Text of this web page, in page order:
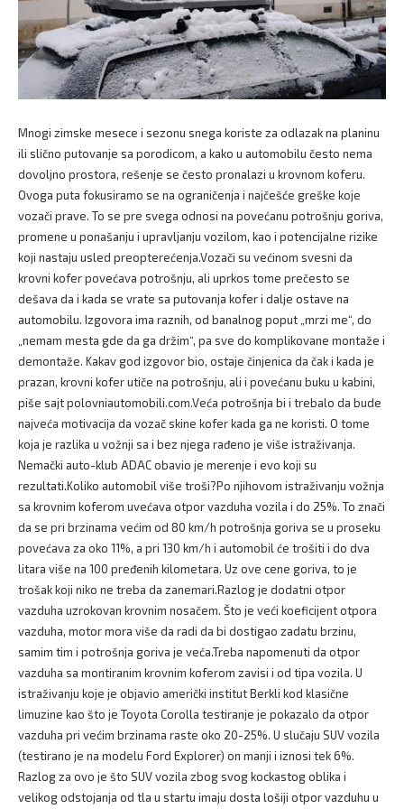
Mnogi zimske mesece i sezonu snega koriste za odlazak na planinu
ili slično putovanje sa porodicom, a kako u automobilu često nema
dovoljno prostora, rešenje se često pronalazi u krovnom koferu.
Ovoga puta fokusiramo se na ograničenja i najčešće greške koje
vozači prave. To se pre svega odnosi na povećanu potrošnju goriva,
promene u ponašanju i upravljanju vozilom, kao i potencijalne rizike
koji nastaju usled preopterećenja.Vozači su većinom svesni da
krovni kofer povećava potrošnju, ali uprkos tome prečesto se
dešava da i kada se vrate sa putovanja kofer i dalje ostave na
automobilu. Izgovora ima raznih, od banalnog poput „mrzi me“, do
„nemam mesta gde da ga držim“, pa sve do komplikovane montaže i
demontaže. Kakav god izgovor bio, ostaje činjenica da čak i kada je
prazan, krovni kofer utiče na potrošnju, ali i povećanu buku u kabini,
piše sajt polovniautomobili.com.Veća potrošnja bi i trebalo da bude
najveća motivacija da vozač skine kofer kada ga ne koristi. O tome
koja je razlika u vožnji sa i bez njega rađeno je više istraživanja.
Nemački auto-klub ADAC obavio je merenje i evo koji su
rezultati.Koliko automobil više troši?Po njihovom istraživanju vožnja
sa krovnim koferom uvećava otpor vazduha vozila i do 25%. To znači
da se pri brzinama većim od 80 km/h potrošnja goriva se u proseku
povećava za oko 11%, a pri 130 km/h i automobil će trošiti i do dva
litara više na 100 pređenih kilometara. Uz ove cene goriva, to je
trošak koji niko ne treba da zanemari.Razlog je dodatni otpor
vazduha uzrokovan krovnim nosačem. Što je veći koeficijent otpora
vazduha, motor mora više da radi da bi dostigao zadatu brzinu,
samim tim i potrošnja goriva je veća.Treba napomenuti da otpor
vazduha sa montiranim krovnim koferom zavisi i od tipa vozila. U
istraživanju koje je objavio američki institut Berkli kod klasične
limuzine kao što je Toyota Corolla testiranje je pokazalo da otpor
vazduha pri većim brzinama raste oko 20-25%. U slučaju SUV vozila
(testirano je na modelu Ford Explorer) on manji i iznosi tek 6%.
Razlog za ovo je što SUV vozila zbog svog kockastog oblika i
velikog odstojanja od tla u startu imaju dosta lošiji otpor vazduhu u